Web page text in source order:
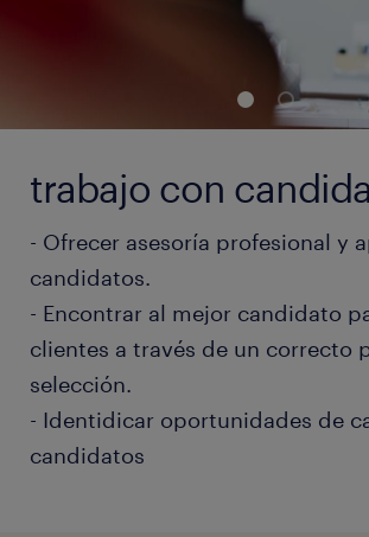
trabajo con
- Ofrecer asesoría profesional y
candidatos.
- Encontrar al mejor candidato
clientes a través de un correcto
selección.
- Identidicar oportunidades de
candidatos